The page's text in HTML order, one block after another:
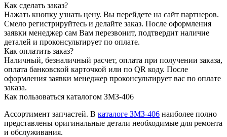
Как сделать заказ?
Нажать кнопку узнать цену. Вы перейдете на сайт партнеров.
Смело регистрируйтесь и делайте заказ. После оформления
заявки менеджер сам Вам перезвонит, подтвердит наличие
деталей и проконсультирует по оплате.
Как оплатить заказ?
Наличный, безналичный расчет, оплата при получении заказа,
оплата банковской карточкой или по QR коду. После
оформления заявки менеджер проконсультирует вас по оплате
заказа.
Как пользоваться каталогом ЗМЗ-406
Ассортимент запчастей. В каталоге ЗМЗ-406 наиболее полно
представлены оригинальные детали необходимые для ремонта
и обслуживания.